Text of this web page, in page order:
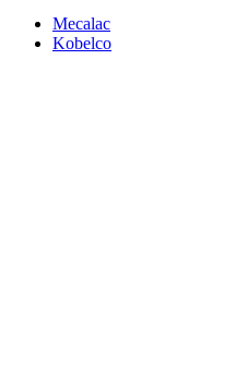
Mecalac
Kobelco